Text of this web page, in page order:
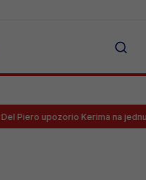
upozorio Kerima na jednu stvar